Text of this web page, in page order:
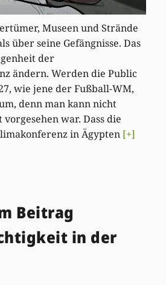
Museen und Strände
über seine Gefängnisse. Das
der
ändern. Werden die Public
wie jene der Fußball-WM,
denn man kann nicht
vorgesehen war. Dass die
in Ägypten [+]
Beitrag
in der